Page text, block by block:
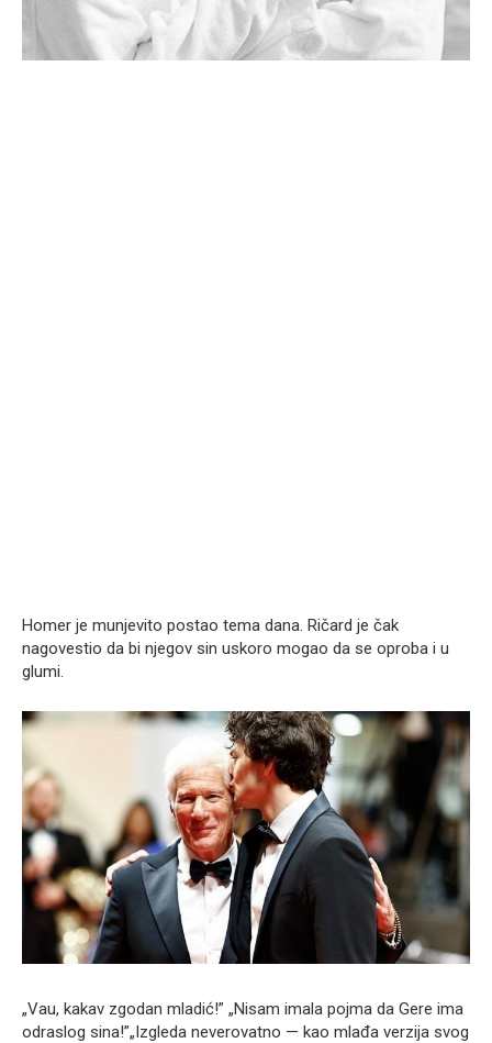
Homer je munjevito postao tema dana. Ričard je čak
nagovestio da bi njegov sin uskoro mogao da se oproba i u
glumi.
„Vau, kakav zgodan mladić!” „Nisam imala pojma da Gere ima
odraslog sina!”„Izgleda neverovatno — kao mlađa verzija svog